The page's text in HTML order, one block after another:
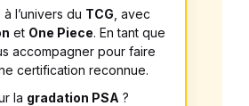
l’univers du TCG , avec
et One Piece. En tant que
accompagner pour faire
certification reconnue.
la gradation PSA ?